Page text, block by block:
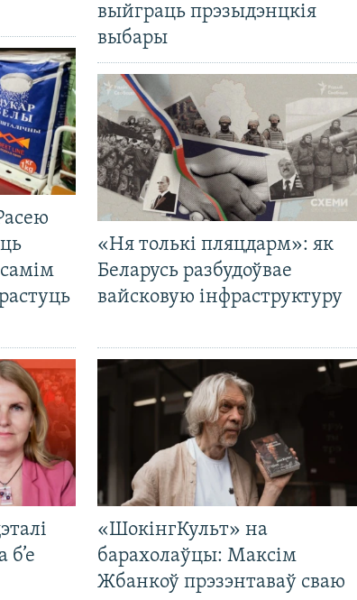
выйграць прэзыдэнцкія
выбары
«Ня толькі пляцдарм»: як
Беларусь разбудоўвае
вайсковую інфраструктуру
«ШокінгКульт» на
барахолаўцы: Максім
Жбанкоў прэзэнтаваў сваю